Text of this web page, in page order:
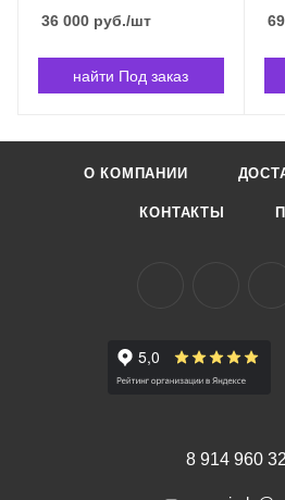
36 000 руб./шт
найти Под заказ
О КОМПАНИИ
КОНТАКТЫ
8 914 960